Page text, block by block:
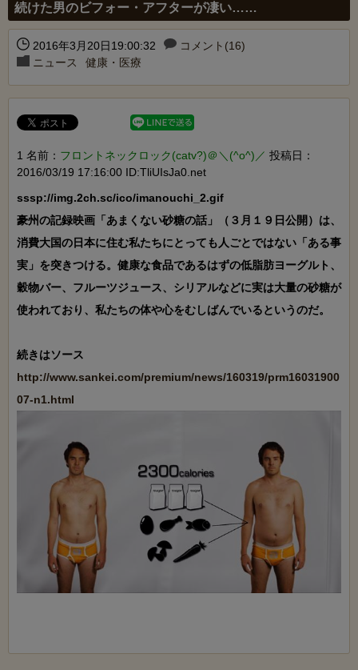
続けた男のビフォー・アフターが凄い……
2016年3月20日19:00:32
コメント(16)
ニュース
健康・医療
1 名前： フロントネックロック(catv?)＠＼(^o^)／ 投稿日：
2016/03/19 17:16:00 ID:TliUIsJa0.net
sssp://img.2ch.sc/ico/imanouchi_2.gif
豪州の記録映画「あまくない砂糖の話」（３月１９日公開）は、
消費大国の日本に住む私たちにとっても人ごとではない「ある事
実」を突きつける。健康な食品であるはずの低脂肪ヨーグルト、
穀物バー、フルーツジュース、シリアルなどに実は大量の砂糖が
使われており、私たちの体や心をむしばんでいるというのだ。
http://www.sankei.com/premium/news/160319/prm16031900
07-n1.html